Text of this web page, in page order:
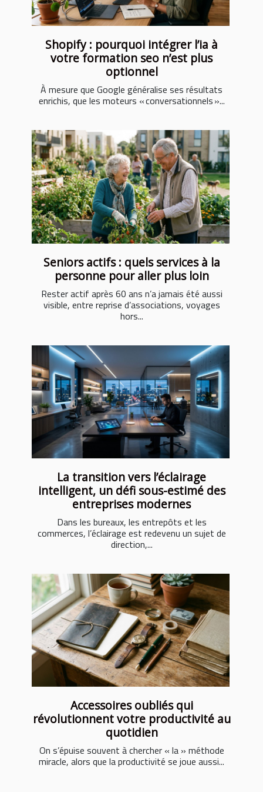
Shopify : pourquoi intégrer l’ia à
votre formation seo n’est plus
optionnel
À mesure que Google généralise ses résultats
enrichis, que les moteurs « conversationnels »...
Seniors actifs : quels services à la
personne pour aller plus loin
Rester actif après 60 ans n’a jamais été aussi
visible, entre reprise d’associations, voyages
hors...
La transition vers l’éclairage
intelligent, un défi sous-estimé des
entreprises modernes
Dans les bureaux, les entrepôts et les
commerces, l’éclairage est redevenu un sujet de
direction,...
Accessoires oubliés qui
révolutionnent votre productivité au
quotidien
On s’épuise souvent à chercher « la » méthode
miracle, alors que la productivité se joue aussi...